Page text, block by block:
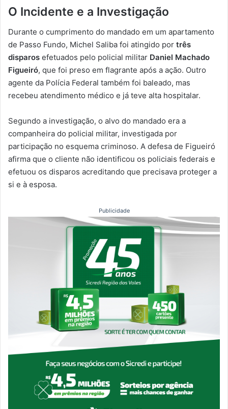
O Incidente e a Investigação
Durante o cumprimento do mandado em um apartamento
de Passo Fundo, Michel Saliba foi atingido por três
disparos efetuados pelo policial militar Daniel Machado
Figueiró, que foi preso em flagrante após a ação. Outro
agente da Polícia Federal também foi baleado, mas
recebeu atendimento médico e já teve alta hospitalar.
Segundo a investigação, o alvo do mandado era a
companheira do policial militar, investigada por
participação no esquema criminoso. A defesa de Figueiró
afirma que o cliente não identificou os policiais federais e
efetuou os disparos acreditando que precisava proteger a
si e à esposa.
Publicidade